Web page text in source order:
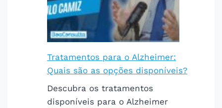
Tratamentos para o Alzheimer:
Quais são as opções disponíveis?
Descubra os tratamentos
disponíveis para o Alzheimer